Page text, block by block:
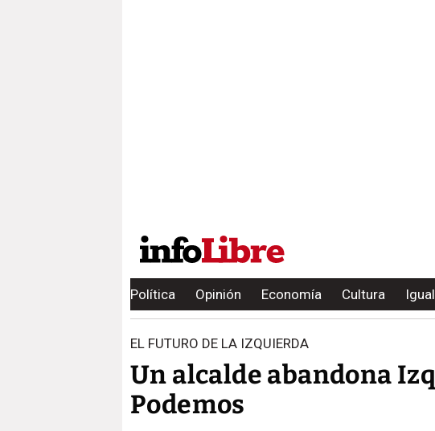
Política Opinión Economía Cultura
EL FUTURO DE LA IZQUIERDA
Un alcalde abandona
Podemos